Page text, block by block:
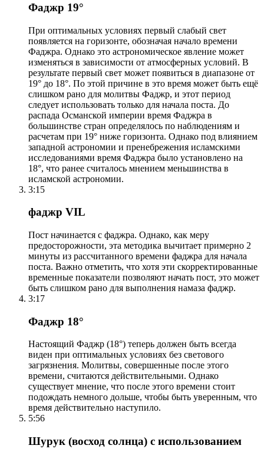
Фаджр 19°
При оптимальных условиях первый слабый свет
появляется на горизонте, обозначая начало времени
Фаджра. Однако это астрономическое явление может
изменяться в зависимости от атмосферных условий. В
результате первый свет может появиться в диапазоне от
19° до 18°. По этой причине в это время может быть ещё
слишком рано для молитвы Фаджр, и этот период
следует использовать только для начала поста. До
распада Османской империи время Фаджра в
большинстве стран определялось по наблюдениям и
расчетам при 19° ниже горизонта. Однако под влиянием
западной астрономии и пренебрежения исламскими
исследованиями время Фаджра было установлено на
18°, что ранее считалось мнением меньшинства в
исламской астрономии.
3:15
фаджр VIL
Пост начинается с фаджра. Однако, как меру
предосторожности, эта методика вычитает примерно 2
минуты из рассчитанного времени фаджра для начала
поста. Важно отметить, что хотя эти скорректированные
временные показатели позволяют начать пост, это может
быть слишком рано для выполнения намаза фаджр.
3:17
Фаджр 18°
Настоящий Фаджр (18°) теперь должен быть всегда
виден при оптимальных условиях без светового
загрязнения. Молитвы, совершенные после этого
времени, считаются действительными. Однако
существует мнение, что после этого времени стоит
подождать немного дольше, чтобы быть уверенным, что
время действительно наступило.
5:56
Шурук (восход солнца) с использованием